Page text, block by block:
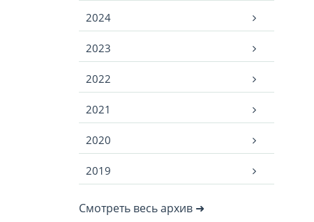
2024
2023
2022
2021
2020
2019
Смотреть весь архив ➜